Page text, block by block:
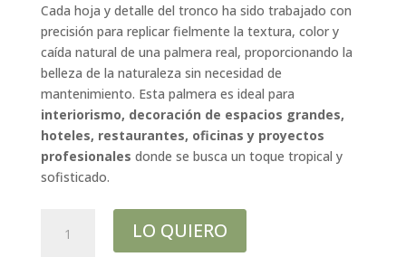
Cada hoja y detalle del tronco ha sido trabajado con
precisión para replicar fielmente la textura, color y
caída natural de una palmera real, proporcionando la
belleza de la naturaleza sin necesidad de
mantenimiento. Esta palmera es ideal para
interiorismo, decoración de espacios grandes,
hoteles, restaurantes, oficinas y proyectos
profesionales donde se busca un toque tropical y
sofisticado.
PALMERA
LO QUIERO